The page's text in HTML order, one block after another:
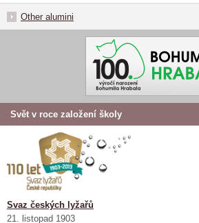
Other alumini
Svět v roce založení školy
Svaz českých lyžařů
21. listopad 1903